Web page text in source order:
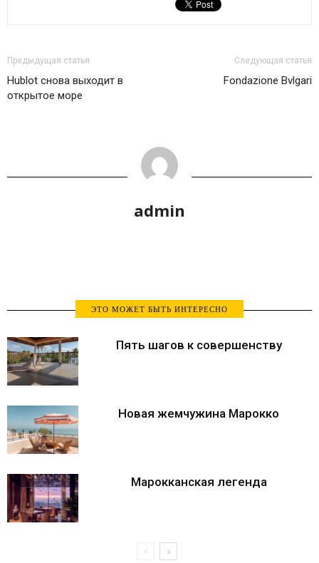
Предыдущая статья
Hublot снова выходит в
открытое море
Следующая статья
Fondazione Bvlgari
admin
ЭТО МОЖЕТ БЫТЬ ИНТЕРЕСНО
Пять шагов к совершенству
Новая жемчужина Марокко
Марокканская легенда